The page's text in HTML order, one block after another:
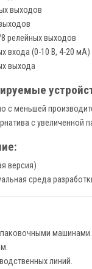
выходов
релейных выходов
входа (0-10 В, 4-20 мА)
выхода
с меньшей
с увеличенной
версия)
среда
машинами.
линий.